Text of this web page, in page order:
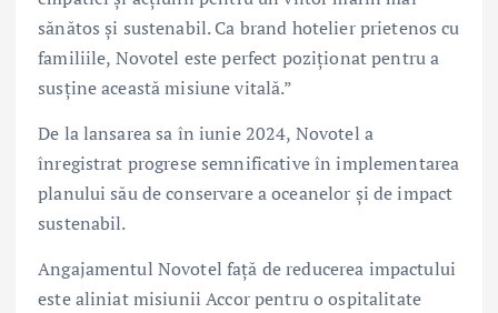
sănătos și sustenabil. Ca brand hotelier prietenos cu
familiile, Novotel este perfect poziționat pentru a
susține această misiune vitală.”
De la lansarea sa în iunie 2024, Novotel a
înregistrat progrese semnificative în implementarea
planului său de conservare a oceanelor și de impact
sustenabil.
Angajamentul Novotel față de reducerea impactului
este aliniat misiunii Accor pentru o ospitalitate